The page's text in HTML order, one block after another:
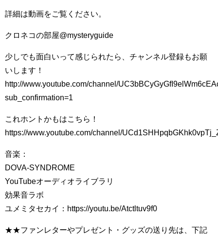
詳細は動画をご覧ください。
クロネコの部屋@mysteryguide
少しでも面白いって感じられたら、チャンネル登録もお願
いします！
http://www.youtube.com/channel/
sub_confirmation=1
これホントかもはこちら！
https://www.youtube.com/channel/
音楽：
DOVA-SYNDROME
YouTubeオーディオライブラリ
効果音ラボ
ユメミタセカイ：https://youtu.be/Atctltuv9f0
★★ファンレターやプレゼント・グッズの送り先は、下記